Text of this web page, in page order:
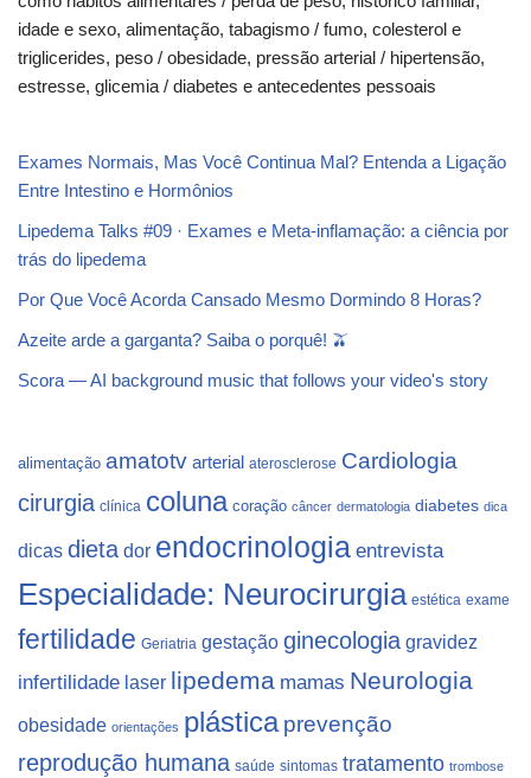
idade e sexo, alimentação, tabagismo / fumo, colesterol e
triglicerides, peso / obesidade, pressão arterial / hipertensão,
estresse, glicemia / diabetes e antecedentes pessoais
Exames Normais, Mas Você Continua Mal? Entenda a Ligação
Entre Intestino e Hormônios
Lipedema Talks #09 · Exames e Meta-inflamação: a ciência por
trás do lipedema
Por Que Você Acorda Cansado Mesmo Dormindo 8 Horas?
Azeite arde a garganta? Saiba o porquê! 🫒
Scora — AI background music that follows your video's story
alimentação amatotv arterial aterosclerose Cardiologia
cirurgia clínica coluna coração câncer dermatologia diabetes dica
dicas dieta dor endocrinologia entrevista
Especialidade: Neurocirurgia estética exame
fertilidade Geriatria gestação ginecologia gravidez
infertilidade laser lipedema mamas Neurologia
obesidade orientações plástica prevenção
reprodução humana saúde sintomas tratamento trombose